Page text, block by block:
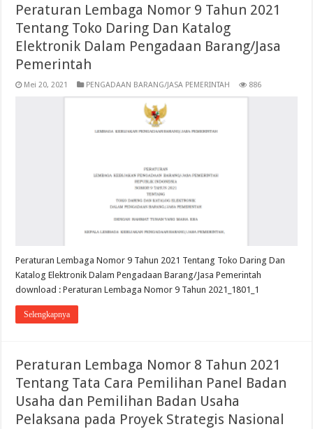
Peraturan Lembaga Nomor 9 Tahun 2021
Tentang Toko Daring Dan Katalog
Elektronik Dalam Pengadaan Barang/Jasa
Pemerintah
Mei 20, 2021 PENGADAAN BARANG/JASA PEMERINTAH 886
Peraturan Lembaga Nomor 9 Tahun 2021 Tentang Toko Daring Dan
Katalog Elektronik Dalam Pengadaan Barang/Jasa Pemerintah
download : Peraturan Lembaga Nomor 9 Tahun 2021_1801_1
Selengkapnya
Peraturan Lembaga Nomor 8 Tahun 2021
Tentang Tata Cara Pemilihan Panel Badan
Usaha dan Pemilihan Badan Usaha
Pelaksana pada Proyek Strategis Nasional